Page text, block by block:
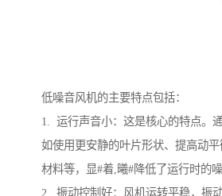
低噪音风机的主要特点包括：
1. 运行声音小：这是核心的特点。
如使用更安静的叶片形状、提高动
材料等，显#着,曦#降低了运行时的噪
2. 振动控制好：风机运转平稳，振